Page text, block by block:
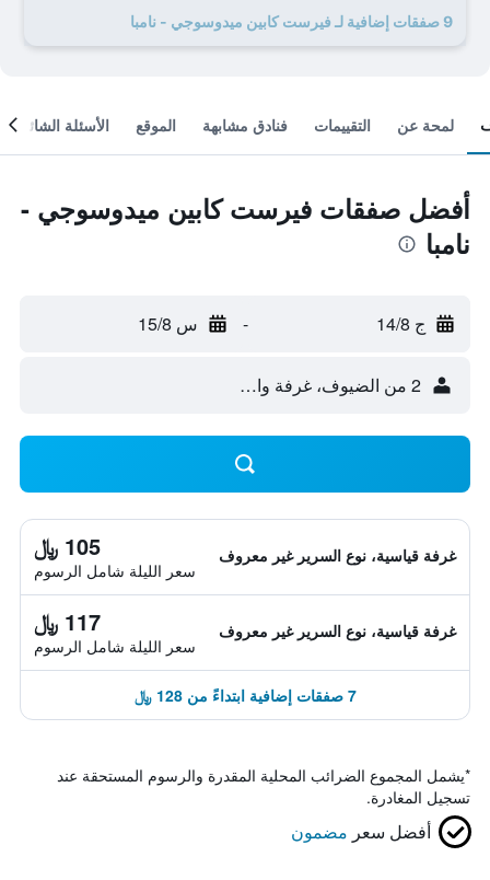
9 صفقات إضافية لـ فيرست كابين ميدوسوجي - نامبا
لمحة عن التقييمات فنادق مشابهة الموقع الأسئلة الشائعة
أفضل صفقات فيرست كابين ميدوسوجي -
نامبا
ج 14/8 - س 15/8
2 من الضيوف، غرفة واحدة
غرفة قياسية، نوع السرير غير معروف 105 ﷼
سعر الليلة شامل الرسوم
غرفة قياسية، نوع السرير غير معروف 117 ﷼
سعر الليلة شامل الرسوم
7 صفقات إضافية ابتداءً من 128 ﷼
*يشمل المجموع الضرائب المحلية المقدرة والرسوم المستحقة عند
تسجيل المغادرة.
أفضل سعر مضمون